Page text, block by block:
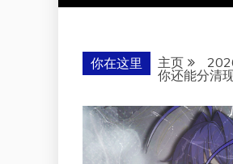
你在这里 主页
你还能分清